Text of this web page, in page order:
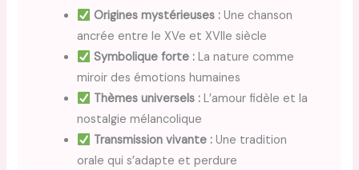
Origines mystérieuses :Une chanson
ancrée entre le XVe et XVIIe siècle
Symbolique forte :La nature comme
miroir des émotions humaines
Thèmes universels :L’amour fidèle et la
nostalgie mélancolique
Transmission vivante :Une tradition
orale qui s’adapte et perdure